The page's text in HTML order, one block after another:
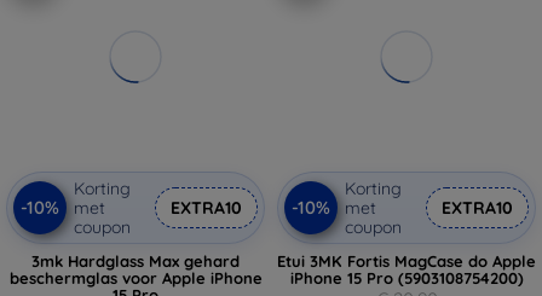
-10%
Korting
met
coupon
EXTRA10
3mk Hardglass Max gehard
beschermglas voor Apple iPhone
-10%
Korting
met
coupon
EXTRA10
Etui 3MK Fortis MagCase do Apple
iPhone 15 Pro (5903108754200)